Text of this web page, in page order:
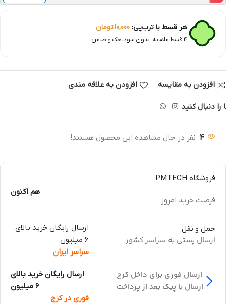
هر قسط با ترب‌پی: 10,000تومان
۴ قسط ماهانه. بدون سود، چک و ضامن.
افزودن به مقایسه افزودن به علاقه مندی
را دنبال کنید
4 نفر در حال مشاهده این محصول هستند!
فروشگاه PMTECH
فرصت خرید امروز
هم اکنون
حمل و نقل
ارسال پستی به سراسر کشور
ارسال رایگان خرید بالای
6 میلیون
سراسر ایران
ارسال فوری برای داخل کرج
ارسال با پیک بعد از پرداخت
ارسال رایگان خرید بالای
6 میلیون
فوری در کرج